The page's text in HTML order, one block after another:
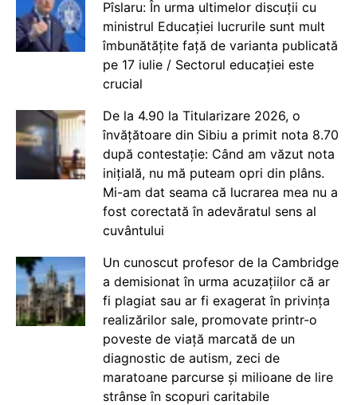
Pîslaru: În urma ultimelor discuții cu
ministrul Educației lucrurile sunt mult
îmbunătățite față de varianta publicată
pe 17 iulie / Sectorul educației este
crucial
De la 4.90 la Titularizare 2026, o
învățătoare din Sibiu a primit nota 8.70
după contestație: Când am văzut nota
inițială, nu mă puteam opri din plâns.
Mi-am dat seama că lucrarea mea nu a
fost corectată în adevăratul sens al
cuvântului
Un cunoscut profesor de la Cambridge
a demisionat în urma acuzațiilor că ar
fi plagiat sau ar fi exagerat în privința
realizărilor sale, promovate printr-o
poveste de viață marcată de un
diagnostic de autism, zeci de
maratoane parcurse și milioane de lire
strânse în scopuri caritabile